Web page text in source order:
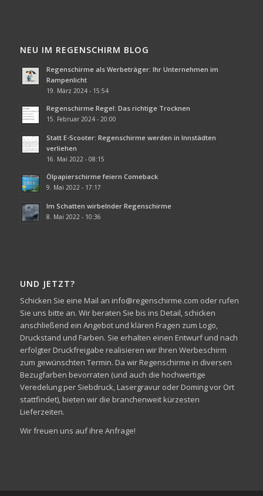
NEU IM REGENSCHIRM BLOG
Regenschirme als Werbeträger: Ihr Unternehmen im
Rampenlicht
19. März 2024 - 15:54
Regenschirme Regel: Das richtige Trocknen
15. Februar 2024 - 20:00
Statt E-Scooter: Regenschirme werden in Innstädten
verliehen
16. Mai 2022 - 08:15
Ölpapierschirme feiern Comeback
9. Mai 2022 - 17:17
Im Schatten wirbelnder Regenschirme
8. Mai 2022 - 10:36
UND JETZT?
Schicken Sie eine Mail an info@regenschirme.com oder rufen
Sie uns bitte an. Wir beraten Sie bis ins Detail, schicken
anschließend ein Angebot und klären Fragen zum Logo,
Druckstand und Farben. Sie erhalten einen Entwurf und nach
erfolgter Druckfreigabe realisieren wir Ihren Werbeschirm
zum gewünschten Termin. Da wir Regenschirme in diversen
Bezugfarben bevorraten (und auch die hochwertige
Veredelung per Siebdruck, Lasergravur oder Doming vor Ort
stattfindet), bieten wir die branchenweit kürzesten
Lieferzeiten.
Wir freuen uns auf ihre Anfrage!